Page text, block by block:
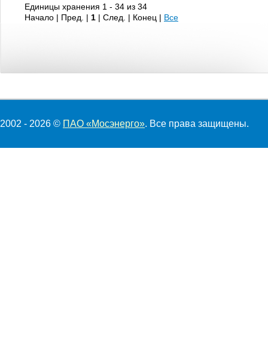
Единицы хранения 1 - 34 из 34
Начало | Пред. | 1 | След. | Конец | Все
2002 - 2026 © ПАО «Мосэнерго». Все права защищены.